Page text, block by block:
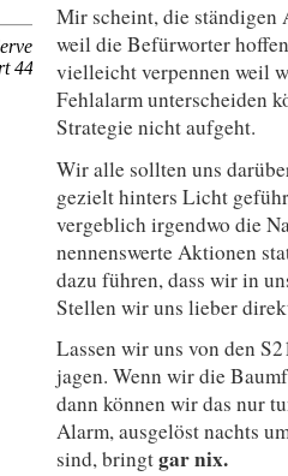
Mir scheint, die ständigen
weil die Befürworter
vielleicht verpennen weil
Fehlalarm unterscheiden
Strategie nicht aufgeht.
Wir alle sollten uns
gezielt hinters Licht
vergeblich irgendwo die
nennenswerte Aktionen
dazu führen, dass wir in
Stellen wir uns lieber
Lassen wir uns von den
jagen. Wenn wir die
dann können wir das nur
Alarm, ausgelöst nachts
sind, bringtgar nix.